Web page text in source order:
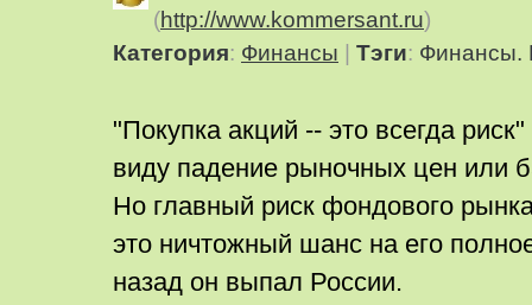
(http://www.kommersant.ru)
Категория: Финансы Тэги: Финансы.
"Покупка акций -- это всегда
виду падение рыночных цен или
Но главный риск фондового
это ничтожный шанс на его
назад он выпал России.